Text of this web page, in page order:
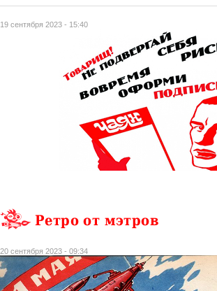
19 сентября 2023 - 15:40
Ретро от мэтров
20 сентября 2023 - 09:34